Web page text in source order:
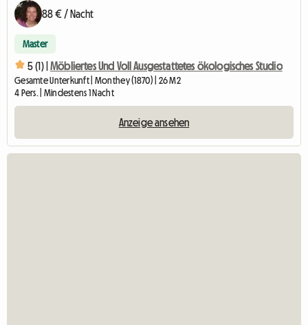
88 € / Nacht
Master
5 (1) | Möbliertes Und Voll Ausgestattetes ökologisches Studio
Gesamte Unterkunft | Monthey (1870) | 26 M2
4 Pers. | Mindestens 1 Nacht
Anzeige ansehen